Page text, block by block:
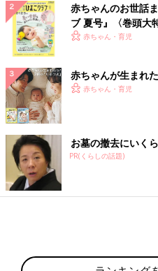
赤ちゃんのお世話
ブ 夏号』〈巻頭大
く！ おっぱい・ミ
赤ちゃん・育児
赤ちゃんが生まれ
赤ちゃん・育児
お墓の撤去にいく
PR(くらしの話題)